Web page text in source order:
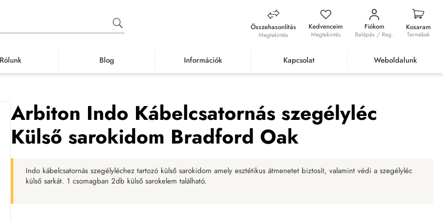
Összehasonlítás
Megtekintés
Kedvenceim
Megtekintés
Fiókom
Belépés / Reg.
Kosaram
Termékek
Rólunk Blog Információk Kapcsolat Weboldalunk
szegélyléc Arbiton Indo Kábelcsatornás szegélyléc Külső sarokidom Bradford Oak
Arbiton Indo Kábelcsatornás szegélyléc
Külső sarokidom Bradford Oak
Indo kábelcsatornás szegélyléchez tartozó külső sarokidom amely esztétikus átmenetet biztosít, valamint védi a szegélyléc
külső sarkát. 1 csomagban 2db külső sarokelem található.